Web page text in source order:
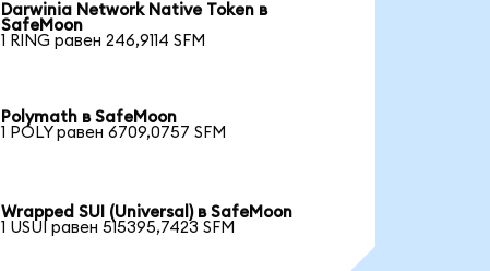
Darwinia Network Native Token в
SafeMoon
1 RING равен 246,9114 SFM
Polymath в SafeMoon
1 POLY равен 6709,0757 SFM
Wrapped SUI (Universal) в SafeMoon
1 USUI равен 515395,7423 SFM